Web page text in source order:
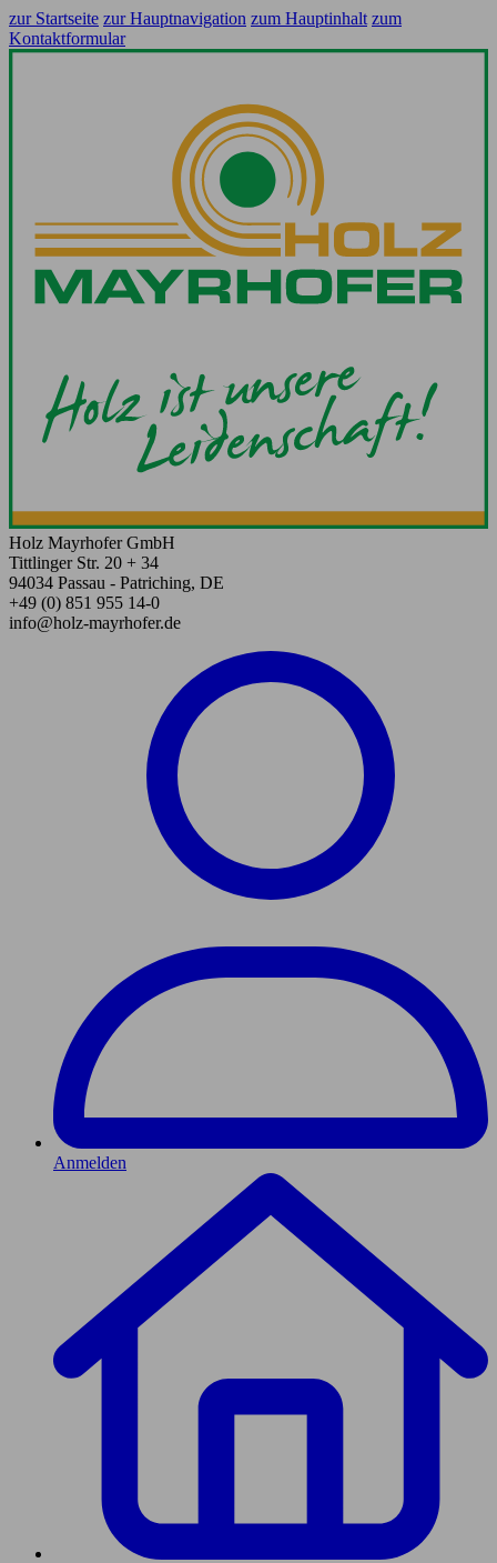
zur Startseite zur Hauptnavigation zum Hauptinhalt zum
Kontaktformular
Holz Mayrhofer GmbH
Tittlinger Str. 20 + 34
94034 Passau - Patriching, DE
+49 (0) 851 955 14-0
info@holz-mayrhofer.de
Anmelden